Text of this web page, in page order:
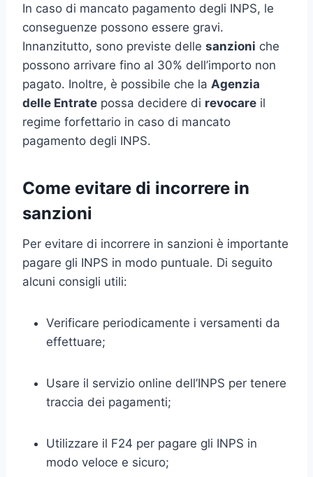
In caso di mancato pagamento degli INPS, le
conseguenze possono essere gravi.
Innanzitutto, sono previste delle sanzioni che
possono arrivare fino al 30% dell’importo non
pagato. Inoltre, è possibile che la Agenzia
delle Entrate possa decidere di revocare il
regime forfettario in caso di mancato
pagamento degli INPS.
Come evitare di incorrere in
sanzioni
Per evitare di incorrere in sanzioni è importante
pagare gli INPS in modo puntuale. Di seguito
alcuni consigli utili:
Verificare periodicamente i versamenti da
effettuare;
Usare il servizio online dell’INPS per tenere
traccia dei pagamenti;
Utilizzare il F24 per pagare gli INPS in
modo veloce e sicuro;